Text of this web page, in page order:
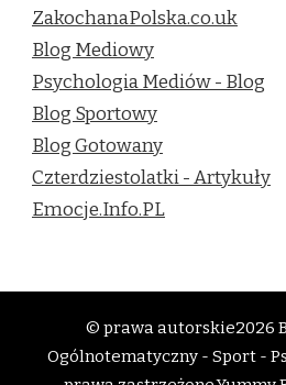
ZakochanaPolska.co.uk
Blog Mediowy
Psychologia Mediów - Blog
Blog Sportowy
Blog Gotowany
Czterdziestolatki - Artykuły
Emocje.Info.PL
© prawa autorskie2026
Ogólnotematyczny - Sport -